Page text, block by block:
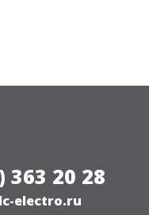
363 20 28
electro.ru